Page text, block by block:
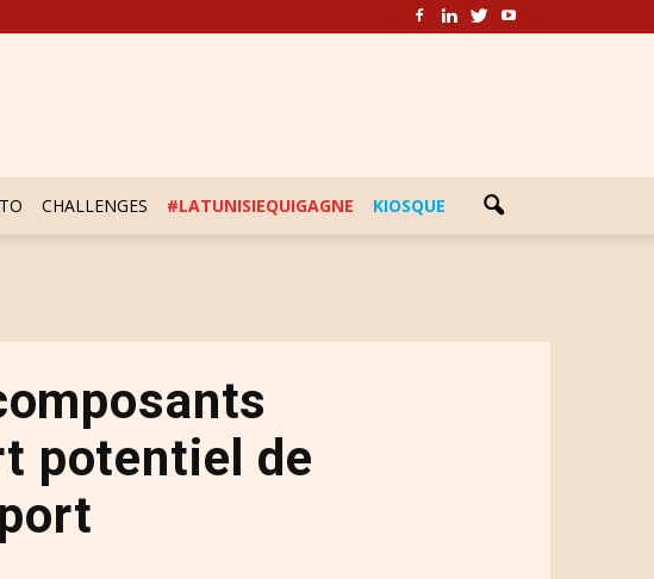
CHALLENGES #LATUNISIEQUIGAGNE KIOSQUE
potentiel de